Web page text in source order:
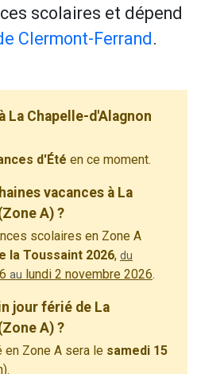
scolaires et dépend
Clermont-Ferrand.
La Chapelle-d'Alagnon
d'Été en ce moment.
vacances à La
A) ?
scolaires en Zone A
la Toussaint 2026, du
au lundi 2 novembre 2026.
jour férié de La
A) ?
en Zone A sera le samedi 15